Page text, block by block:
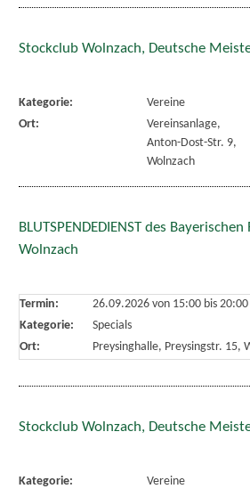
Stockclub Wolnzach, Deutsche
Kategorie:
Vereine
Ort:
Vereinsanlage,
Anton-Dost-Str. 9,
Wolnzach
BLUTSPENDEDIENST des
Wolnzach
Termin: 26.09.2026 von 15:00bis 20:00
Kategorie:
Specials
Ort:
Preysinghalle, Preysingstr. 15,
Stockclub Wolnzach, Deutsche
Kategorie:
Vereine